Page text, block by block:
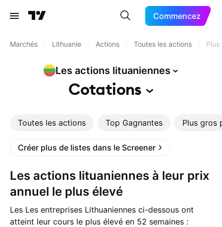
Commencez
Marchés Lithuanie Actions Toutes les actions
Les actions lituaniennes
Cotations
Toutes les actions Top Gagnantes Plus gros
Créer plus de listes dans le Screener
Les actions lituaniennes à leur prix
annuel le plus élevé
Les Les entreprises Lithuaniennes ci-dessous ont
atteint leur cours le plus élevé en 52 semaines :